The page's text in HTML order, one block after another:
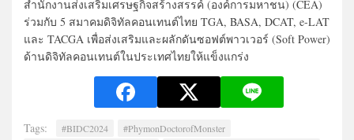
สำนักงานส่งเสริมเศรษฐกิจสร้างสรรค์ (องค์การมหาชน) (CEA)
ร่วมกับ 5 สมาคมดิจิทัลคอนเทนต์ไทย TGA, BASA, DCAT, e-LAT
และ TACGA เพื่อส่งเสริมและผลักดันซอฟต์พาวเวอร์ (Soft Power)
ด้านดิจิทัลคอนเทนต์ในประเทศไทยให้แข็งแกร่ง
Tags: #BIDC2024
#PhymonDoctorofMonster